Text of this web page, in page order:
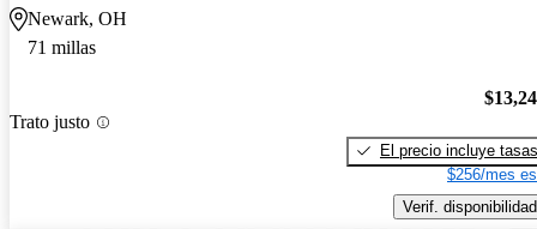
Newark, OH
71 millas
Trato justo
El precio incluye tasas
$256/mes
Verif. disponibilidad